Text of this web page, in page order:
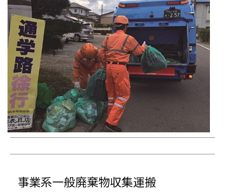
事業系一般廃棄物収集運搬